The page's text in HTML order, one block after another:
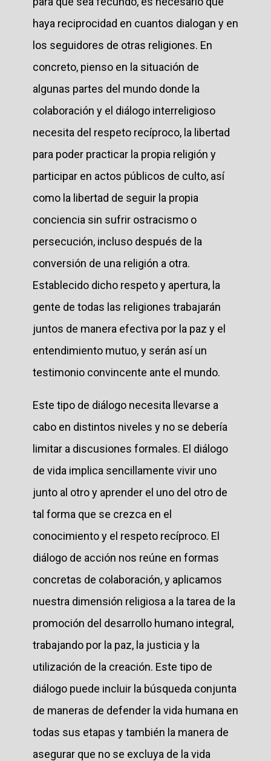
haya reciprocidad en cuantos dialogan y en
los seguidores de otras religiones. En
concreto, pienso en la situación de
algunas partes del mundo donde la
colaboración y el diálogo interreligioso
necesita del respeto recíproco, la libertad
para poder practicar la propia religión y
participar en actos públicos de culto, así
como la libertad de seguir la propia
conciencia sin sufrir ostracismo o
persecución, incluso después de la
conversión de una religión a otra.
Establecido dicho respeto y apertura, la
gente de todas las religiones trabajarán
juntos de manera efectiva por la paz y el
entendimiento mutuo, y serán así un
testimonio convincente ante el mundo.
Este tipo de diálogo necesita llevarse a
cabo en distintos niveles y no se debería
limitar a discusiones formales. El diálogo
de vida implica sencillamente vivir uno
junto al otro y aprender el uno del otro de
tal forma que se crezca en el
conocimiento y el respeto recíproco. El
diálogo de acción nos reúne en formas
concretas de colaboración, y aplicamos
nuestra dimensión religiosa a la tarea de la
promoción del desarrollo humano integral,
trabajando por la paz, la justicia y la
utilización de la creación. Este tipo de
diálogo puede incluir la búsqueda conjunta
de maneras de defender la vida humana en
todas sus etapas y también la manera de
asegurar que no se excluya de la vida